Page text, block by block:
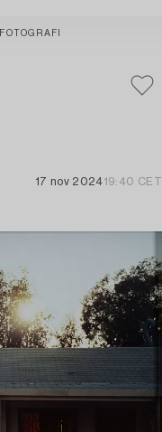
FOTOGRAFI
17 nov 202419:40 CET